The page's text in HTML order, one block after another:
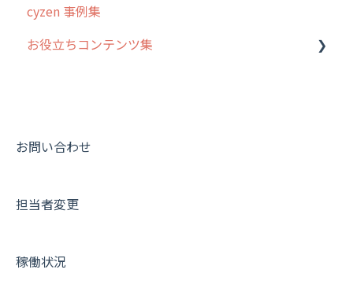
日報
履歴
パフォーマンス
お知らせ
ステータス・主観
報告書・行動種別
活動通知
商品
安全走行支援
写真管理・高画質化
その他オプション
契約・その他
GPS・位置情報 について
ルート自動記録 について
報告書について
メンバー画面について
cyzen 事例集
お役立ちコンテンツ集
動画集：共通
お問い合わせ
担当者変更
稼働状況